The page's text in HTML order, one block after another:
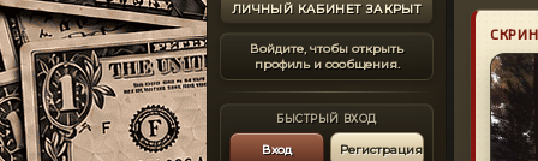
ЛИЧНЫЙ КАБИНЕТ ЗАКРЫТ
Войдите, чтобы открыть
профиль и сообщения.
БЫСТРЫЙ ВХОД
Вход Регистрация